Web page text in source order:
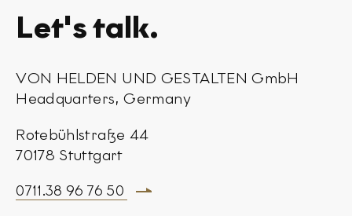
GestaltenGestaltenGestalten
Let's talk.
VON HELDEN UND GESTALTEN GmbH
Headquarters, Germany
Rotebühlstraße 44
70178 Stuttgart
0711.38 96 76 50